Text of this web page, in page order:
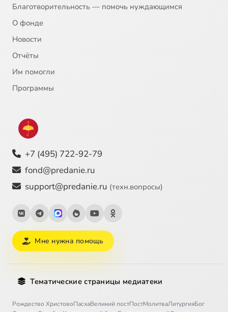
Благотворительность — помочь нуждающимся
О фонде
Новости
Отчёты
Им помогли
Программы
+7 (495) 722-92-79
fond@predanie.ru
support@predanie.ru (техн.вопросы)
Мне нужна помощь
Тематические страницы медиатеки
Рождество ХристовоПасхаВеликий постПостМолитваЛитургияБог